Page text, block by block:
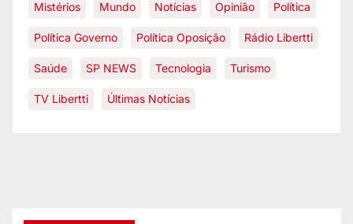
Mistérios Mundo Notícias Opinião Política
Política Governo Política Oposição Rádio Libertti
Saúde SP NEWS Tecnologia Turismo
TV Libertti Últimas Notícias